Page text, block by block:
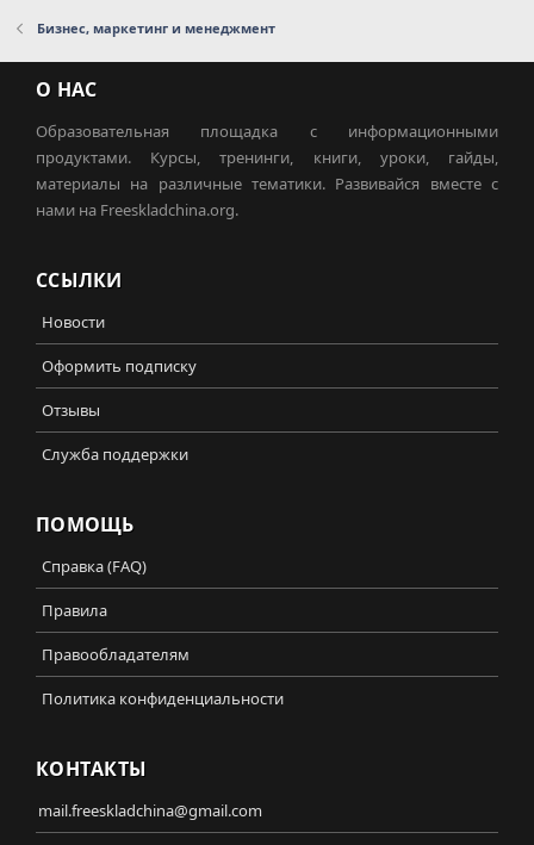
Бизнес, маркетинг и менеджмент
О НАС
Образовательная площадка с информационными
продуктами. Курсы, тренинги, книги, уроки, гайды,
материалы на различные тематики. Развивайся вместе с
нами на Freeskladchina.org.
ССЫЛКИ
Новости
Оформить подписку
Отзывы
Служба поддержки
ПОМОЩЬ
Справка (FAQ)
Правила
Правообладателям
Политика конфиденциальности
КОНТАКТЫ
mail.freeskladchina@gmail.com